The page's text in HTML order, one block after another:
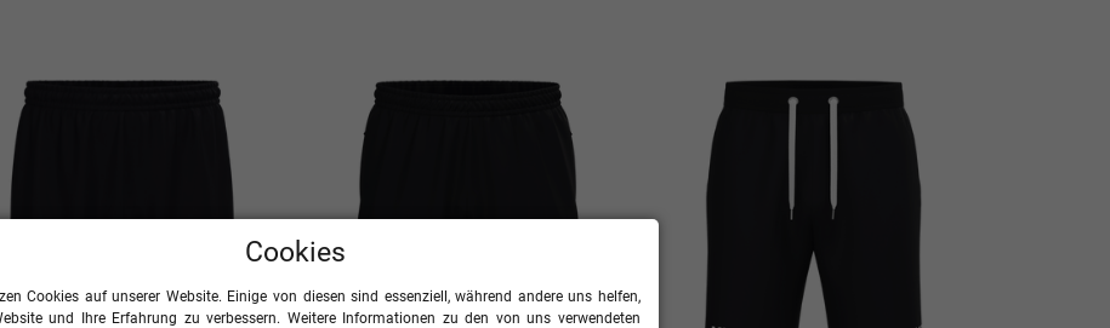
Cookies
Cookies auf unserer Website. Einige von diesen sind essenziell, während andere uns helfen,
und Ihre Erfahrung zu verbessern. Weitere Informationen zu den von uns verwendeten